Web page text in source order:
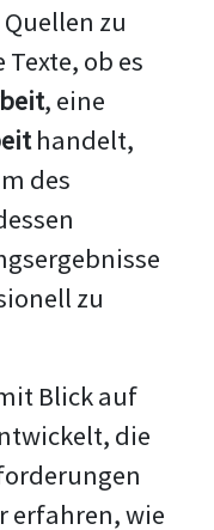
zu
ob es
, eine
handelt,
des
zu
Blick auf
die
erfahren, wie